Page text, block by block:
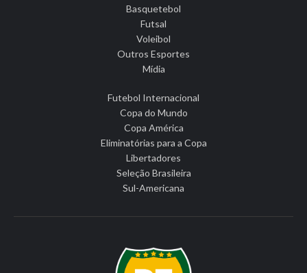
Basquetebol
Futsal
Voleibol
Outros Esportes
Mídia
Futebol Internacional
Copa do Mundo
Copa América
Eliminatórias para a Copa
Libertadores
Seleção Brasileira
Sul-Americana